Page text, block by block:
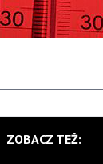
ZOBACZ TEŻ: